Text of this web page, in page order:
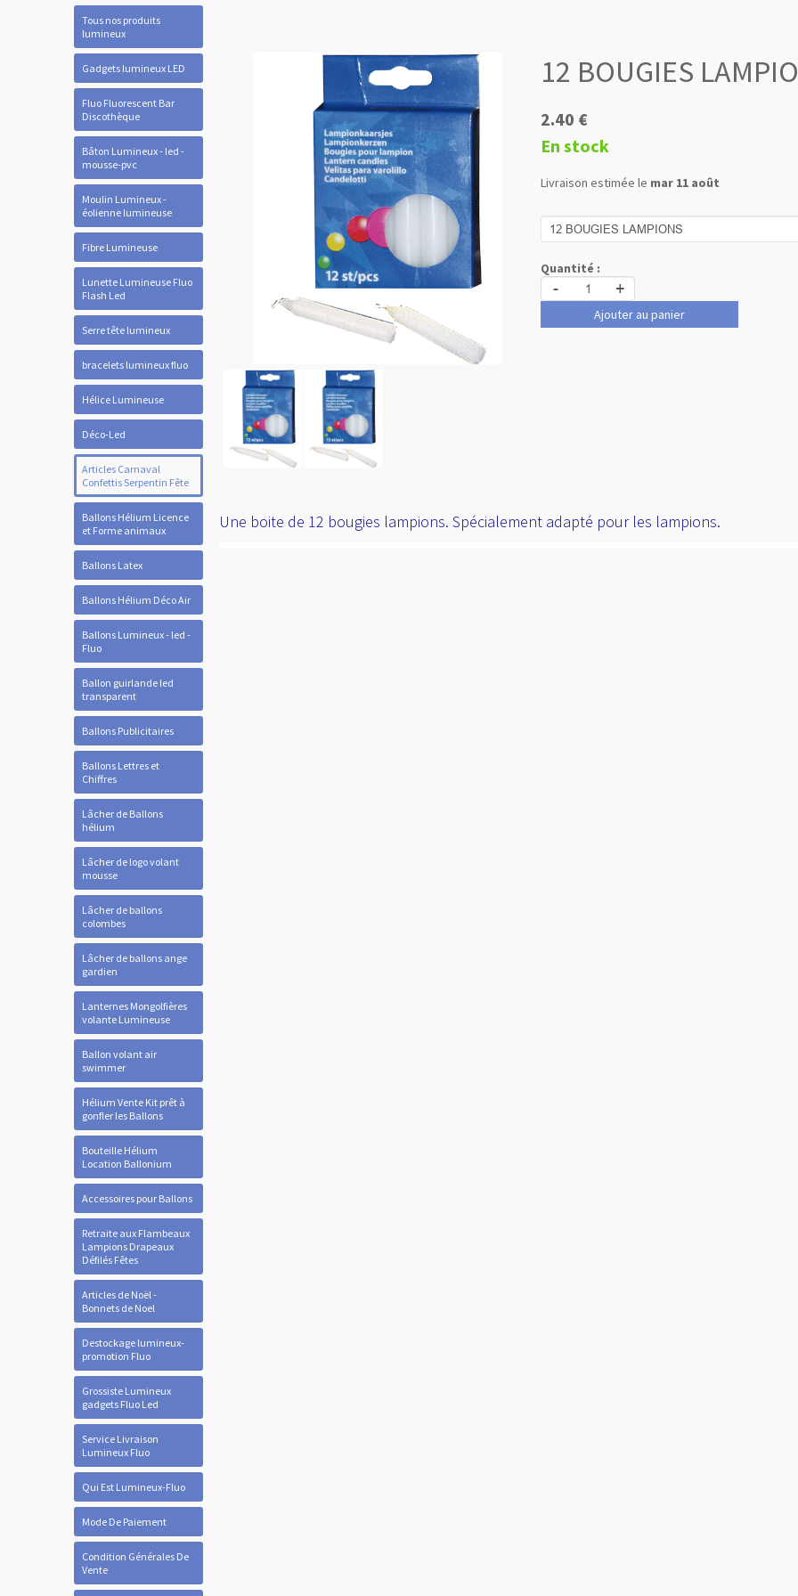
Tous nos produits
lumineux
Gadgets lumineux LED
Fluo Fluorescent Bar
Discothèque
Bâton Lumineux - led -
mousse-pvc
Moulin Lumineux -
éolienne lumineuse
Fibre Lumineuse
Lunette Lumineuse Fluo
Flash Led
Serre tête lumineux
bracelets lumineux fluo
Hélice Lumineuse
Déco-Led
Articles Carnaval
Confettis Serpentin Fête
Ballons Hélium Licence
et Forme animaux
Ballons Latex
Ballons Hélium Déco Air
Ballons Lumineux - led -
Fluo
Ballon guirlande led
transparent
Ballons Publicitaires
Ballons Lettres et
Chiffres
Lâcher de Ballons
hélium
Lâcher de logo volant
mousse
Lâcher de ballons
colombes
Lâcher de ballons ange
gardien
Lanternes Mongolfières
volante Lumineuse
Ballon volant air
swimmer
Hélium Vente Kit prêt à
gonfler les Ballons
Bouteille Hélium
Location Ballonium
Accessoires pour Ballons
Retraite aux Flambeaux
Lampions Drapeaux
Défilés Fêtes
Articles de Noël -
Bonnets de Noel
Destockage lumineux-
promotion Fluo
Grossiste Lumineux
gadgets Fluo Led
Service Livraison
Lumineux Fluo
Qui Est Lumineux-Fluo
Mode De Paiement
Condition Générales De
Vente
12 BOUGIES
2.40 €
En stock
Livraison estimée le mar 11 août
Quantité :
- +
Ajouter au panier
Une boite de 12 bougies lampions. Spécialement adapté pour les lampions.